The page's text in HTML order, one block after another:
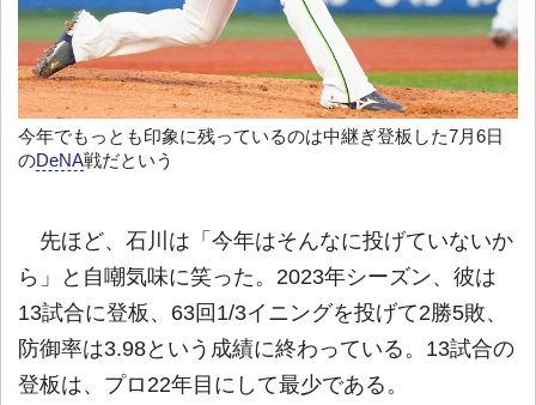
今年でもっとも印象に残っているのは中継ぎ登板した7月6日
のDeNA戦だという
先ほど、石川は「今年はそんなに投げていないか
ら」と自嘲気味に笑った。2023年シーズン、彼は
13試合に登板、63回1/3イニングを投げて2勝5敗、
防御率は3.98という成績に終わっている。13試合の
登板は、プロ22年目にして最少である。